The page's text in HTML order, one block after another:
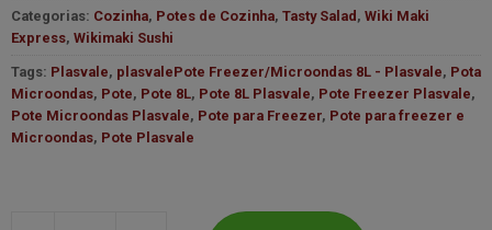
Categorias: Cozinha, Potes de Cozinha, Tasty Salad , Wiki Maki
Express, Wikimaki Sushi
Tags: Plasvale, plasvalePote Freezer/Microondas 8L - Plasvale, Pota
Microondas, Pote, Pote 8L, Pote 8L Plasvale, Pote Freezer Plasvale,
Pote Microondas Plasvale, Pote para Freezer, Pote para freezer e
Microondas, Pote Plasvale